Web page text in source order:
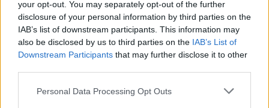
your opt-out. You may separately opt-out of the further
disclosure of your personal information by third parties on the
IAB’s list of downstream participants. This information may
also be disclosed by us to third parties on the IAB’s List of
Downstream Participants that may further disclose it to other
Personal Data Processing Opt Outs